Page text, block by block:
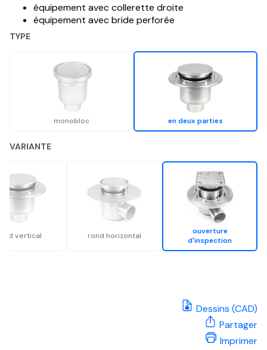
équipement avec collerette droite
équipement avec bride perforée
TYPE
monobloc en deux parties
VARIANTE
vertical rond horizontal
ouverture
d'inspection
Dessins (CAD)
Partager
Imprimer